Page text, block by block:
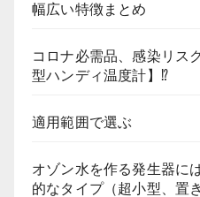
幅広い特徴まとめ
コロナ必需品、感染リス
型ハンディ温度計】⁉
適用範囲で選ぶ
オゾン水を作る発生器に
的なタイプ（超小型、置